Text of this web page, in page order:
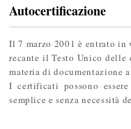
Autocertificazione
Il 7 marzo 2001 è entrato in
recante il Testo Unico
materia di documentazione
I certificati possono
semplice e senza